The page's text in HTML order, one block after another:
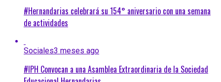
#Hernandarias celebrará su 154° aniversario con una semana
de actividades
Sociales3 meses ago
#IPH Convocan a una Asamblea Extraordinaria de la Sociedad